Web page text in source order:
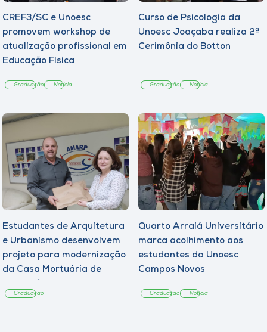
CREF3/SC e Unoesc
promovem workshop de
atualização profissional em
Educação Física
Graduação Notícia
Curso de Psicologia da
Unoesc Joaçaba realiza 2ª
Cerimônia do Botton
Graduação Notícia
Estudantes de Arquitetura
e Urbanismo desenvolvem
projeto para modernização
da Casa Mortuária de
Graduação
Quarto Arraiá Universitário
marca acolhimento aos
estudantes da Unoesc
Campos Novos
Graduação Notícia